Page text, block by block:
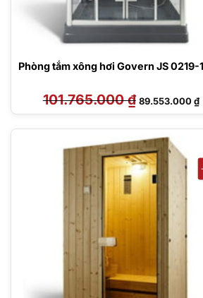
Phòng tắm xông hơi Govern JS 0219-1
101.765.000₫ Giá
gốc
là:
89.553.000₫